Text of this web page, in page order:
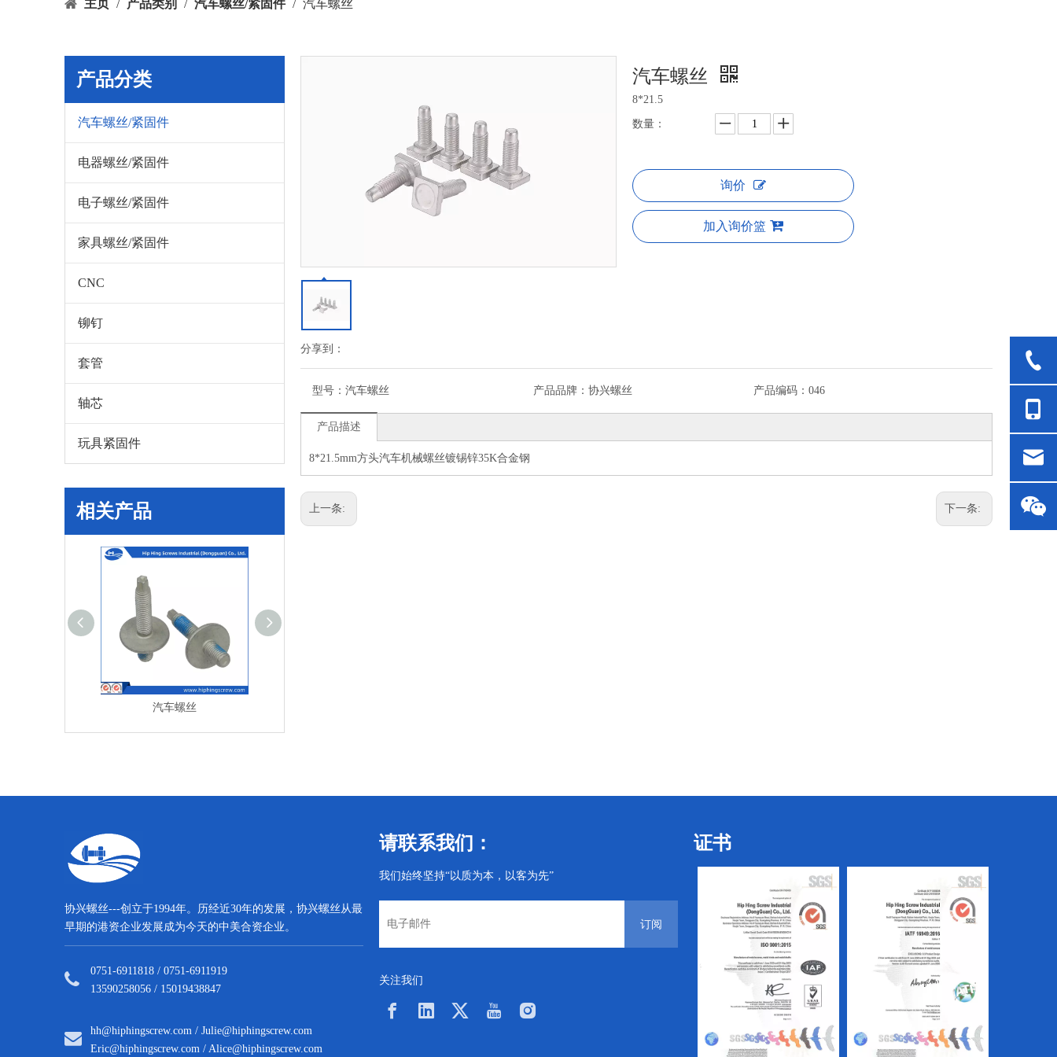
主页 / 产品类别 / 汽车螺丝/紧固件 / 汽车螺丝
产品分类
汽车螺丝/紧固件
电器螺丝/紧固件
电子螺丝/紧固件
家具螺丝/紧固件
CNC
铆钉
套管
轴芯
玩具紧固件
相关产品
汽车螺丝
分享到：
汽车螺丝
8*21.5
数量：
询价
加入询价篮
型号： 汽车螺丝 产品品牌： 协兴螺丝 产品编码： 046
产品描述
8*21.5mm方头汽车机械螺丝镀锡锌35K合金钢
上一条: 下一条:
协兴螺丝---创立于1994年。历经近30年的发展，协兴螺丝从最
早期的港资企业发展成为今天的中美合资企业。
0751-6911818 / 0751-6911919
13590258056 / 15019438847
hh@hiphingscrew.com /Julie@hiphingscrew.com
Eric@hiphingscrew.com /Alice@hiphingscrew.com
请联系我们：
我们始终坚持“以质为本，以客为先”
订阅
关注我们
证书